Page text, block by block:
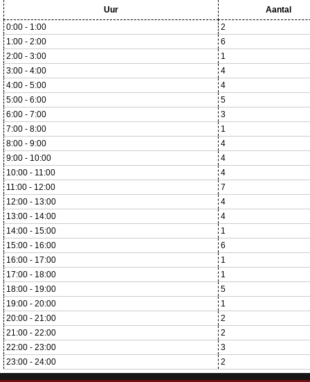
Uur
Aantal
0:00 - 1:00
2
1:00 - 2:00
6
2:00 - 3:00
1
3:00 - 4:00
4
4:00 - 5:00
4
5:00 - 6:00
5
6:00 - 7:00
3
7:00 - 8:00
1
8:00 - 9:00
4
9:00 - 10:00
4
10:00 - 11:00
4
11:00 - 12:00
7
12:00 - 13:00
4
13:00 - 14:00
4
14:00 - 15:00
1
15:00 - 16:00
6
16:00 - 17:00
1
17:00 - 18:00
1
18:00 - 19:00
5
19:00 - 20:00
1
20:00 - 21:00
2
21:00 - 22:00
2
22:00 - 23:00
3
23:00 - 24:00
2